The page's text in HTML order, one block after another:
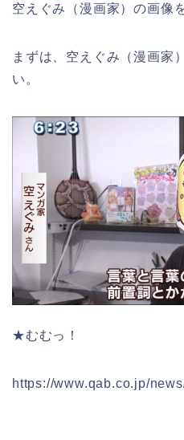
空えぐみ（漫画家）の画像
まずは、空えぐみ（漫画家
い。
★むむっ！
https://www.qab.co.jp/